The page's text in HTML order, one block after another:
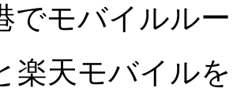
でモバイルル
楽天モバイル